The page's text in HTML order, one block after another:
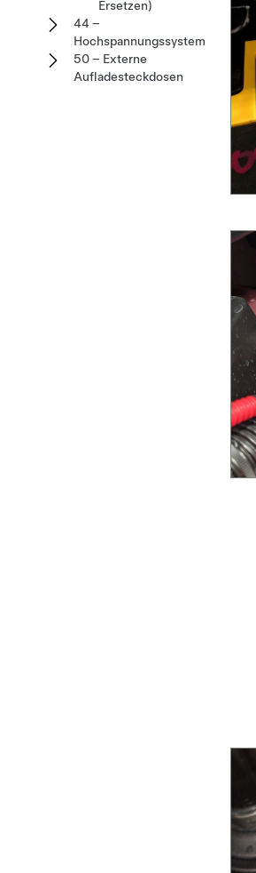
Ersetzen)
44 –
Hochspannungssystem
50 – Externe
Aufladesteckdosen